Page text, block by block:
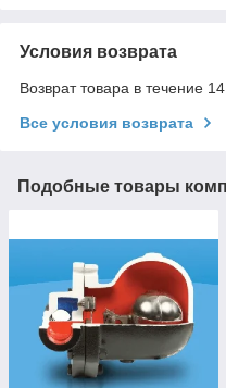
Условия возврата
Возврат товара в течение
Все условия возврата
Подобные товары